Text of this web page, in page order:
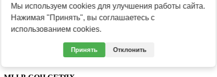
Крепление
карабин
Материал
Технология изготовления
Толщина
Мы используем cookies для улучшения работы сайта.
Нажимая "Принять", вы соглашаетесь с
использованием cookies.
Принять Отклонить